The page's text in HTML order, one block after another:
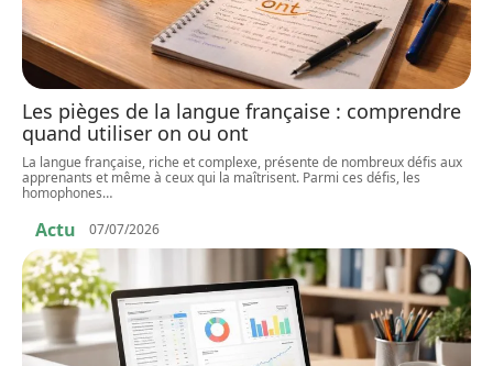
Les pièges de la langue française : comprendre
quand utiliser on ou ont
La langue française, riche et complexe, présente de nombreux défis aux
apprenants et même à ceux qui la maîtrisent. Parmi ces défis, les
homophones…
Actu 07/07/2026